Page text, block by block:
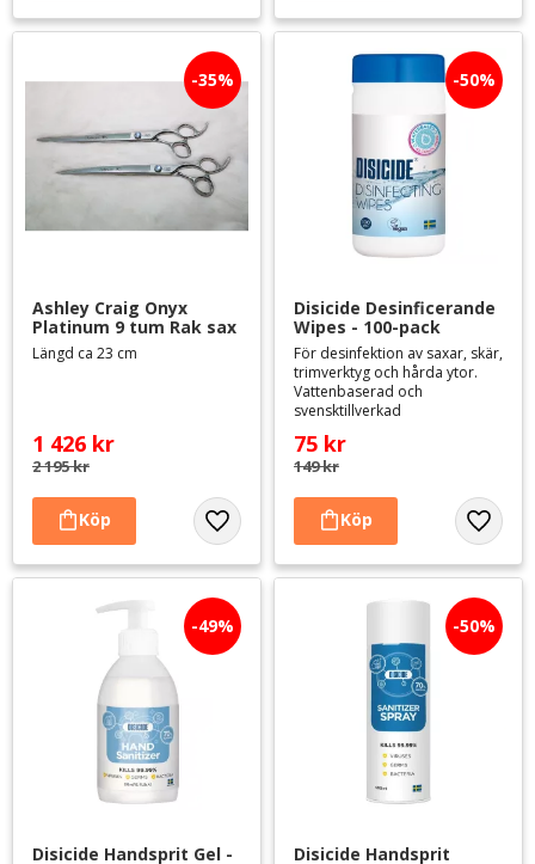
Ashley Craig Onyx
Platinum 9 tum Rak sax
Längd ca 23 cm
1 426 kr
2 195kr
35%
Lägg till i favoriter
Disicide Desinficerande
Wipes - 100-pack
För desinfektion av saxar, skär,
trimverktyg och hårda ytor.
Vattenbaserad och
svensktillverkad
75 kr
149kr
50%
Lägg
Disicide Handsprit Gel -
49%
Disicide Handsprit
50%